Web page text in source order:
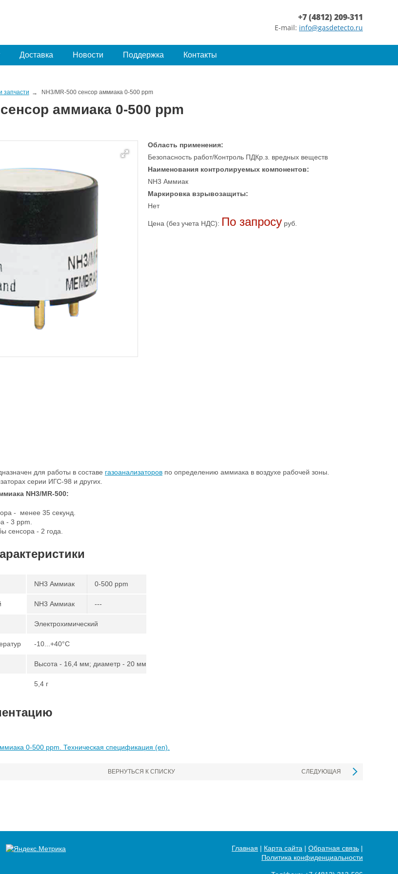
+7 (4812) 209-311
E-mail: info@gasdetecto.ru
Доставка Новости Поддержка Контакты
запчасти NH3/MR-500 сенсор аммиака 0-500 ppm
аммиака 0-500 ppm
Область применения:
Безопасность работ/Контроль ПДКр.з. вредных веществ
Наименования контролируемых компонентов:
NH3 Аммиак
Маркировка взрывозащиты:
Нет
Цена (без учета НДС): По запросу руб.
для работы в составе газоанализаторов по определению аммиака в воздухе рабочей зоны.
серии ИГС-98 и других.
NH3/MR-500:
- менее 35 секунд.
- 3 ppm.
сенсора - 2 года.
NH3 Аммиак 0-500 ppm
NH3 Аммиак ---
Электрохимический
-10...+40°С
Высота - 16,4 мм; диаметр - 20 мм
5,4 г
0-500 ppm. Техническая спецификация (en).
ВЕРНУТЬСЯ К СПИСКУ СЛЕДУЮЩАЯ
Главная | Карта сайта | Обратная связь |
Политика конфиденциальности